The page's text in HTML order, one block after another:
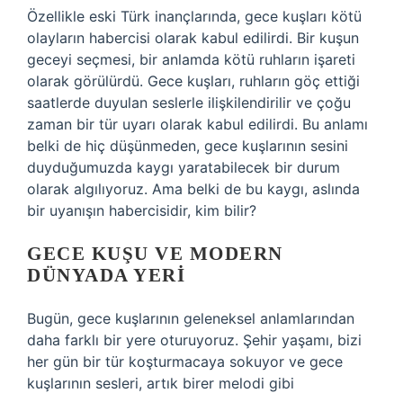
Özellikle eski Türk inançlarında, gece kuşları kötü
olayların habercisi olarak kabul edilirdi. Bir kuşun
geceyi seçmesi, bir anlamda kötü ruhların işareti
olarak görülürdü. Gece kuşları, ruhların göç ettiği
saatlerde duyulan seslerle ilişkilendirilir ve çoğu
zaman bir tür uyarı olarak kabul edilirdi. Bu anlamı
belki de hiç düşünmeden, gece kuşlarının sesini
duyduğumuzda kaygı yaratabilecek bir durum
olarak algılıyoruz. Ama belki de bu kaygı, aslında
bir uyanışın habercisidir, kim bilir?
GECE KUŞU VE MODERN
DÜNYADA YERI
Bugün, gece kuşlarının geleneksel anlamlarından
daha farklı bir yere oturuyoruz. Şehir yaşamı, bizi
her gün bir tür koşturmacaya sokuyor ve gece
kuşlarının sesleri, artık birer melodi gibi